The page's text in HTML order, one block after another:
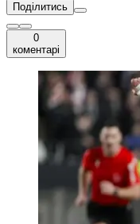
Поділитись
0
коментарі